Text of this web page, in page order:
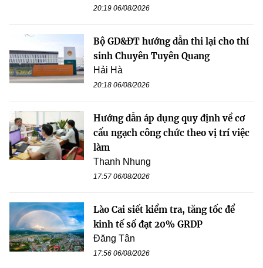
20:19 06/08/2026
Bộ GD&ĐT hướng dẫn thi lại cho thí
sinh Chuyên Tuyên Quang
Hải Hà
20:18 06/08/2026
Hướng dẫn áp dụng quy định về cơ
cấu ngạch công chức theo vị trí việc
làm
Thanh Nhung
17:57 06/08/2026
Lào Cai siết kiểm tra, tăng tốc để
kinh tế số đạt 20% GRDP
Đăng Tân
17:56 06/08/2026